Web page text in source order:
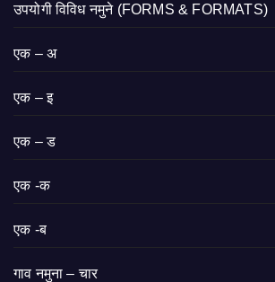
उपयोगी विविध नमुने (FORMS & FORMATS)
एक – अ
एक – इ
एक – ड
एक -क
एक -ब
गाव नमुना – चार